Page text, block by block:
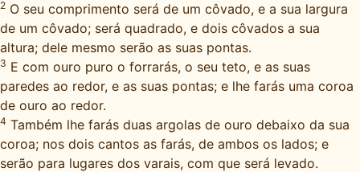
2 O seu comprimento será de um côvado, e a sua largura
de um côvado; será quadrado, e dois côvados a sua
altura; dele mesmo serão as suas pontas.
3 E com ouro puro o forrarás, o seu teto, e as suas
paredes ao redor, e as suas pontas; e lhe farás uma coroa
de ouro ao redor.
4 Também lhe farás duas argolas de ouro debaixo da sua
coroa; nos dois cantos as farás, de ambos os lados; e
serão para lugares dos varais, com que será levado.